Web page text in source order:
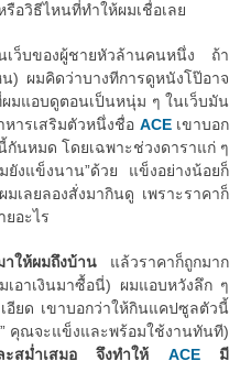
อวิธีไหนที่ทำให้ผมเชื่อเลย
เว็บของผู้ชายหัวล้านคนหนึ่ง ถ้า
) ผมคิดว่าบางทีการดูหนังโป๊อาจ
มแอบดูตอนเป็นหนุ่ม ๆ ในเว็บมัน
ารเสริมตัวหนึ่งชื่อ ACEเขาบอก
กันหมด โดยเฉพาะช่วงดาราแก่ ๆ
งแข็งนาน”ด้วย แข็งอย่างน้อยก็
เลยลองสั่งมากินดู เพราะราคาก็
ยอะไร
าให้ผมถึงบ้าน แล้วราคาก็ถูกมาก
เอาเงินมาซื้อนี่) ผมแอบหวังลึก ๆ
ยด เขาบอกว่าให้กินแคปซูลตัวนี้
คุณจะแข็งและพร้อมใช้งานทันที)
ะสม่ำเสมอ จึงทำให้ ACEมี